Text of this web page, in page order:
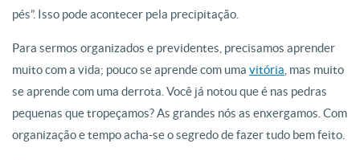
pés”. Isso pode acontecer pela precipitação.
Para sermos organizados e previdentes, precisamos aprender
muito com a vida; pouco se aprende com uma vitória , mas muito
se aprende com uma derrota. Você já notou que é nas pedras
pequenas que tropeçamos? As grandes nós as enxergamos. Com
organização e tempo acha-se o segredo de fazer tudo bem feito.